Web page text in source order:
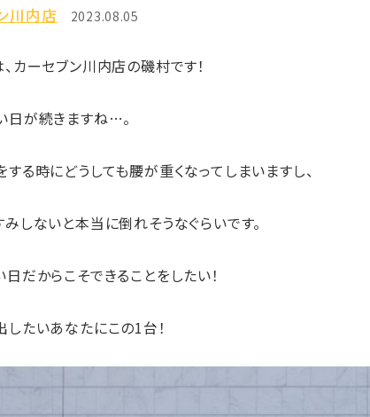
川内店 2023.08.05
カーセブン川内店の磯村です！
日が続きますね…。
る時にどうしても腰が重くなってしまいますし、
しないと本当に倒れそうなぐらいです。
だからこそできることをしたい！
たいあなたにこの1台！